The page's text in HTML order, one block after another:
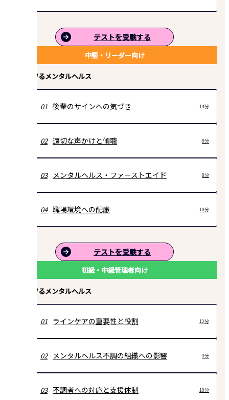
テストを受験する
中堅・リーダー向け
後輩を守るメンタルヘルス
01 後輩のサインへの気づき 14分
02 適切な声かけと傾聴 8分
03 メンタルヘルス・ファーストエイド 8分
04 職場環境への配慮 10分
テストを受験する
初級・中級管理者向け
部下を守るメンタルヘルス
01 ラインケアの重要性と役割 12分
02 メンタルヘルス不調の組織への影響 3分
03 不調者への対応と支援体制 10分